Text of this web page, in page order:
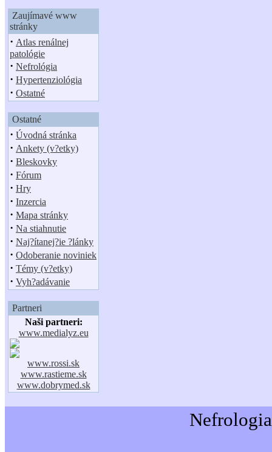
Zaujímavé www
stránky
· Atlas renálnej
patológie
· Nefrológia
· Hypertenziológia
· Ostatné
Ostatné
· Úvodná stránka
· Ankety (v?etky)
· Bleskovky
· Fórum
· Hry
· Inzercia
· Mapa stránky
· Na stiahnutie
· Naj?ítanej?ie ?lánky
· Odoberanie noviniek
· Témy (v?etky)
· Vyh?adávanie
Partneri
Naši partneri:
www.medialyz.eu
www.rossi.sk
www.rastieme.sk
www.dobrymed.sk